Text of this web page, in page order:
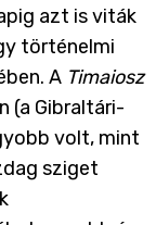
azt is viták
történelmi
A Timaiosz
(a Gibraltári-
volt, mint
sziget